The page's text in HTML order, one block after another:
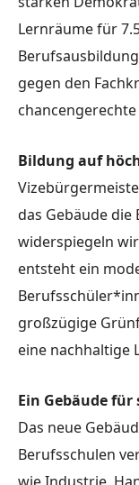
Lernräume für
gegen den
Bildung auf
das Gebäude die
widerspiegeln
entsteht ein
großzügige
eine nachhaltige
Ein Gebäude
Das neue
Berufsschulen